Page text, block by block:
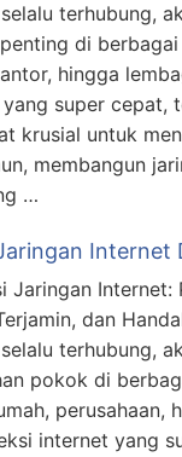
terhubung,
di
hingga
super cepat,
krusial untuk
membangun
…
Internet
Jaringan Internet:
dan
terhubung,
pokok di
perusahaan,
internet yang